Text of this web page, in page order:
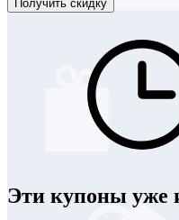
Получить скидку
Эти купоны уже